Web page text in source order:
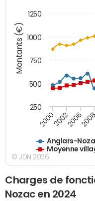
Montants (€)
Anglars-
Moyenne
200020022006
250
500
750
1000
1250
© JDN 2026
Charges de
Nozac en 2024